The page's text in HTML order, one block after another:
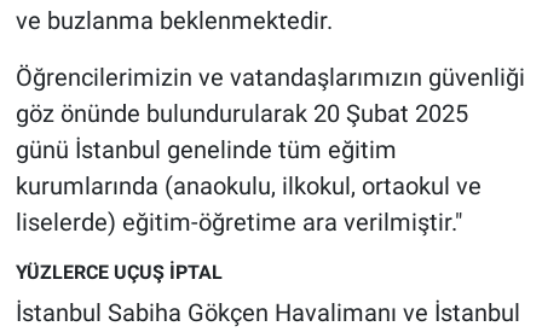
ve buzlanma beklenmektedir.
Öğrencilerimizin ve vatandaşlarımızın güvenliği
göz önünde bulundurularak 20 Şubat 2025
günü İstanbul genelinde tüm eğitim
kurumlarında (anaokulu, ilkokul, ortaokul ve
liselerde) eğitim-öğretime ara verilmiştir."
YÜZLERCE UÇUŞ İPTAL
İstanbul Sabiha Gökçen Havalimanı ve İstanbul